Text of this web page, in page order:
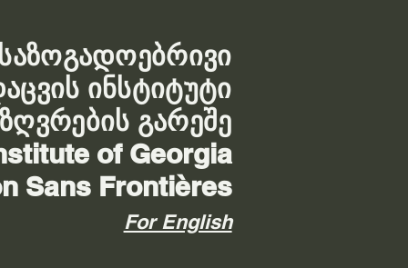
ინსტიტუტი
გარეშე
of Georgia
Sans Frontières
For English